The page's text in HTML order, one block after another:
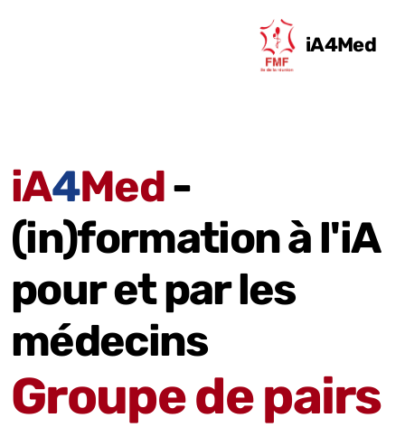
iA4Med
iA4Med-
(in)formation à l'iA
pour et par les
médecins
Groupe de pairs